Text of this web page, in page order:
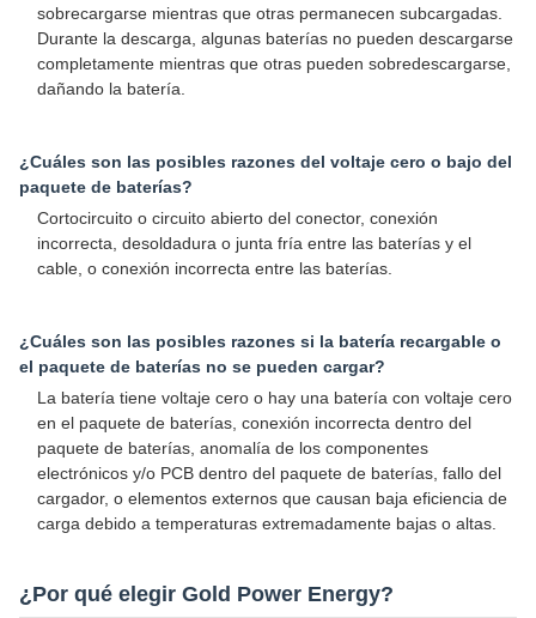
sobrecargarse mientras que otras permanecen subcargadas.
Durante la descarga, algunas baterías no pueden descargarse
completamente mientras que otras pueden sobredescargarse,
dañando la batería.
¿Cuáles son las posibles razones del voltaje cero o bajo del
paquete de baterías?
Cortocircuito o circuito abierto del conector, conexión
incorrecta, desoldadura o junta fría entre las baterías y el
cable, o conexión incorrecta entre las baterías.
¿Cuáles son las posibles razones si la batería recargable o
el paquete de baterías no se pueden cargar?
La batería tiene voltaje cero o hay una batería con voltaje cero
en el paquete de baterías, conexión incorrecta dentro del
paquete de baterías, anomalía de los componentes
electrónicos y/o PCB dentro del paquete de baterías, fallo del
cargador, o elementos externos que causan baja eficiencia de
carga debido a temperaturas extremadamente bajas o altas.
¿Por qué elegir Gold Power Energy?